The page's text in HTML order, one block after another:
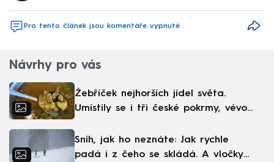
Pro tento článek jsou komentáře vypnuté
Návrhy pro vás
Žebříček nejhorších jídel světa.
Umístily se i tři české pokrmy, vévodí
Sníh, jak ho neznáte: Jak rychle
padá i z čeho se skládá. A vločky